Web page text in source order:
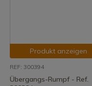
Produkt anzeigen
REF: 300394
Übergangs-Rumpf - Ref.